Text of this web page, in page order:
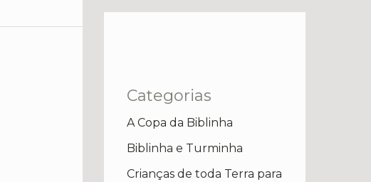
Categorias
A Copa da Biblinha
Biblinha e Turminha
Crianças de toda Terra para